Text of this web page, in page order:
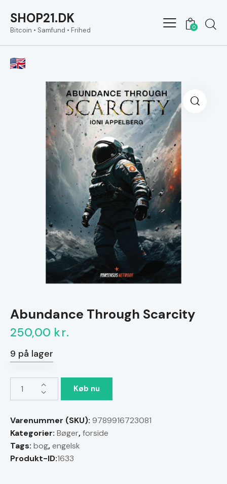
SHOP21.DK
Bitcoin • Samfund • Frihed 0
Abundance Through Scarcity
250,00 kr.
9 på lager
Abundance
Through
antal
Køb nu
Varenummer (SKU): 9789916723081
Kategorier: Bøger,forside
Tags: bog,engelsk
Produkt-ID:1633